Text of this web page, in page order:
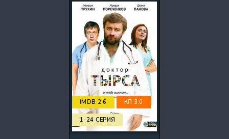
IMDB 2.6 КП 3.0
1-24 СЕРИЯ